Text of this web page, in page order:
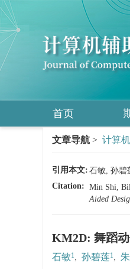
首页
文章导航 > 计算
引用本文: 石敏, 孙碧
Citation: Min Shi,
Aided
KM2D: 舞蹈
石敏1, 孙碧莲1,